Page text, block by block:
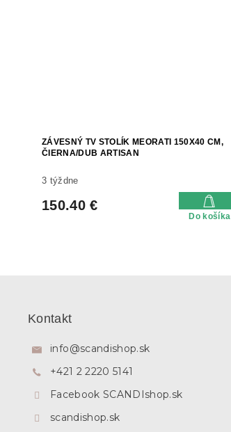
ZÁVESNÝ TV STOLÍK MEORATI 150X40 CM,
ČIERNA/DUB ARTISAN
3 týždne
150.40 €
Do košíka
Kontakt
info@scandishop.sk
+421 2 2220 5141
Facebook SCANDIshop.sk
scandishop.sk